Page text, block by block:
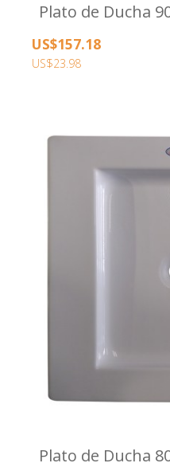
Plato de Ducha
US$157.18
US$23.98
Plato de Ducha